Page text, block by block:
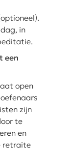
in
een
open
zijn
te
en
retraite